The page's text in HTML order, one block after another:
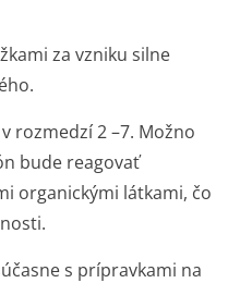
za vzniku silne
rozmedzí 2 –7. Možno
bude reagovať
organickými látkami, čo
s prípravkami na